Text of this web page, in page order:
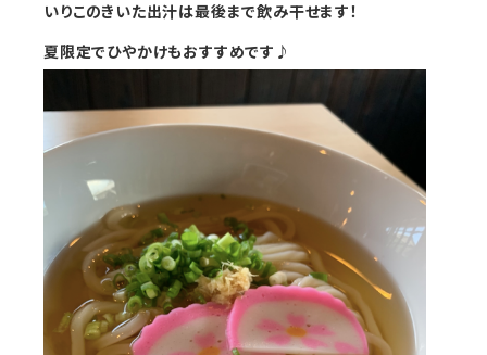
いりこのきいた出汁は最後まで飲み干せます！
夏限定でひやかけもおすすめです♪